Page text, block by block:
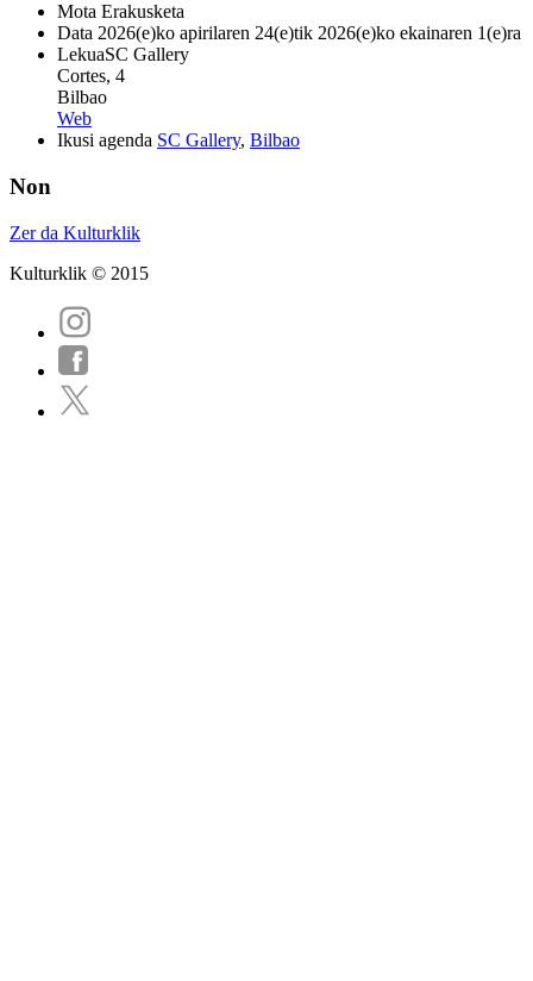
Mota Erakusketa
Data 2026(e)ko apirilaren 24(e)tik 2026(e)ko ekainaren 1(e)ra
LekuaSC Gallery
Cortes, 4
Bilbao
Web
Ikusi agenda SC Gallery, Bilbao
Non
Zer da Kulturklik
Kulturklik © 2015